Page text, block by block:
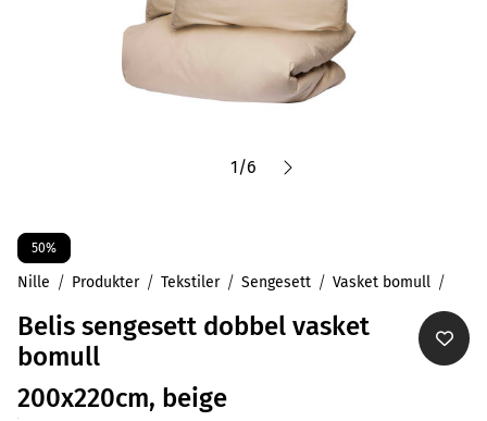
1/6
50%
Nille Produkter Tekstiler Sengesett Vasket bomull
Belis sengesett dobbel vasket
bomull
200x220cm, beige